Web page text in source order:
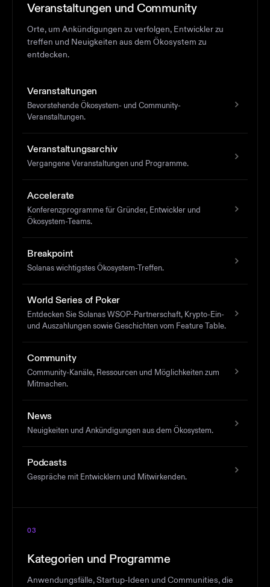
Veranstaltungen und Community
Orte, um Ankündigungen zu verfolgen, Entwickler zu
treffen und Neuigkeiten aus dem Ökosystem zu
entdecken.
Veranstaltungen
Bevorstehende Ökosystem- und Community-
Veranstaltungen.
Veranstaltungsarchiv
Vergangene Veranstaltungen und Programme.
Accelerate
Konferenzprogramme für Gründer, Entwickler und
Ökosystem-Teams.
Breakpoint
Solanas wichtigstes Ökosystem-Treffen.
World Series of Poker
Entdecken Sie Solanas WSOP-Partnerschaft, Krypto-Ein-
und Auszahlungen sowie Geschichten vom Feature Table.
Community
Community-Kanäle, Ressourcen und Möglichkeiten zum
Mitmachen.
News
Neuigkeiten und Ankündigungen aus dem Ökosystem.
Podcasts
Gespräche mit Entwicklern und Mitwirkenden.
03
Kategorien und Programme
Anwendungsfälle, Startup-Ideen und Communities, die